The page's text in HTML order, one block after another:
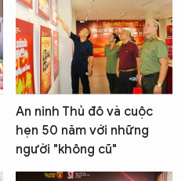
An ninh Thủ đô và cuộc
hẹn 50 năm với những
người "không cũ"